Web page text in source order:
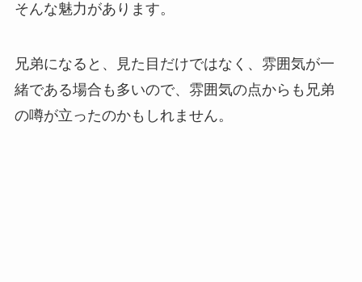
そんな魅力があります。
兄弟になると、見た目だけではなく、雰囲気が一
緒である場合も多いので、雰囲気の点からも兄弟
の噂が立ったのかもしれません。